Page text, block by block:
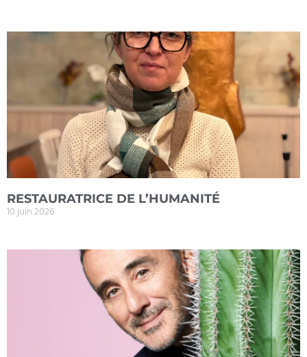
RESTAURATRICE DE L’HUMANITÉ
10 juin 2026